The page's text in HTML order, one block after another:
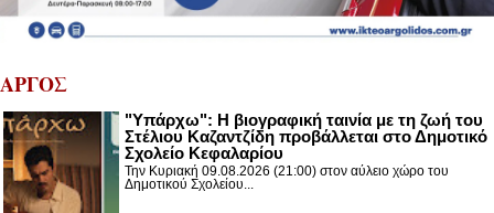
ΑΡΓΟΣ
"Υπάρχω": Η βιογραφική ταινία με τη ζωή του
Στέλιου Καζαντζίδη προβάλλεται στο Δημοτικό
Σχολείο Κεφαλαρίου
Την Κυριακή 09.08.2026 (21:00) στον αύλειο χώρο του
Δημοτικού Σχολείου...